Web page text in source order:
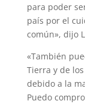
para poder
país por el
común», dijo
«También
Tierra y de
debido a la
Puedo